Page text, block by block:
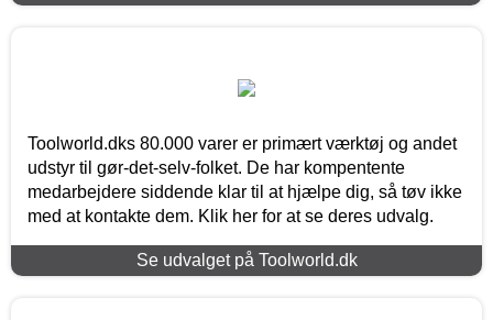
Toolworld.dks 80.000 varer er primært værktøj og andet
udstyr til gør-det-selv-folket. De har kompentente
medarbejdere siddende klar til at hjælpe dig, så tøv ikke
med at kontakte dem. Klik her for at se deres udvalg.
Se udvalget på Toolworld.dk